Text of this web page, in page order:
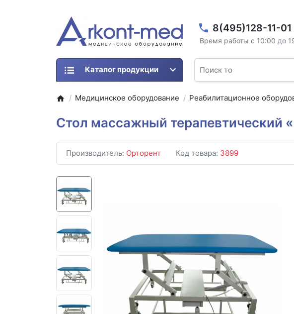
8(495)128-11-01
Время работы с 10:00 до
Каталог продукции
Медицинское оборудование Реабилитационное
Стол массажный терапевтический
Производитель: Орторент Код товара: 3899